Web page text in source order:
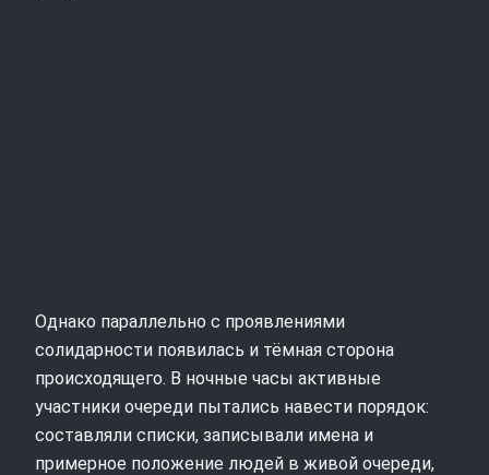
Однако параллельно с проявлениями
солидарности появилась и тёмная сторона
происходящего. В ночные часы активные
участники очереди пытались навести порядок:
составляли списки, записывали имена и
примерное положение людей в живой очереди,